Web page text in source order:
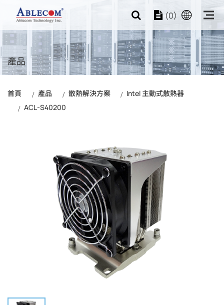
(0)
產品
首頁 產品 散熱解決方案
Intel 主動式散熱器
ACL-S40200